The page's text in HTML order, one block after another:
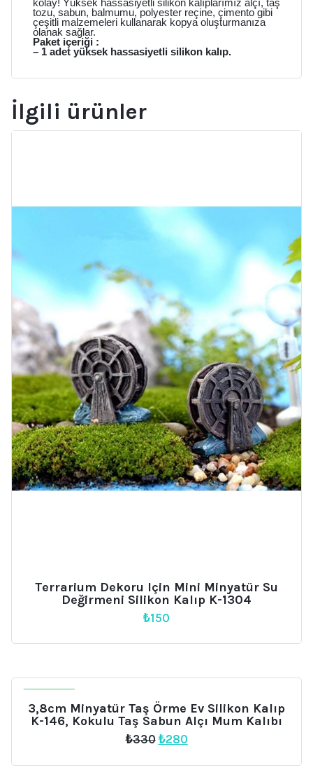
kolay! Yüksek hassasiyetli silikon kalıplarımız alçı, taş
tozu, sabun, balmumu, polyester reçine, çimento gibi
çeşitli malzemeleri kullanarak kopya oluşturmanıza
olanak sağlar.
Paket içeriği :
– 1 adet yüksek hassasiyetli silikon kalıp.
İlgili ürünler
Terrarium Dekoru Için Mini Minyatür Su
Değirmeni Silikon Kalıp K-1304
₺150
3,8cm Minyatür Taş Örme Ev Silikon Kalıp
K-146, Kokulu Taş Sabun Alçı Mum Kalıbı
₺330 Orijinal
₺330.
₺280Şu
fiyat: